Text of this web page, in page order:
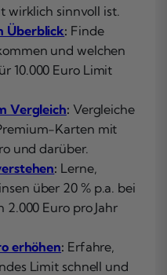
wirklich sinnvoll ist.
Überblick: Finde
und welchen
10.000 Euro Limit
Vergleich: Vergleiche
Karten mit
und darüber.
: Lerne,
über 20 % p.a. bei
2.000 Euro pro Jahr
erhöhen: Erfahre,
Limit schnell und